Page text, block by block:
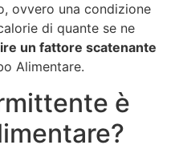
ovvero una condizione
di quante se ne
un fattore scatenante
Alimentare.
è